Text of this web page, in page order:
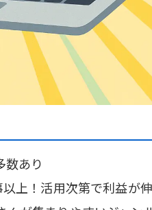
数あり
上！活用次第で利益が